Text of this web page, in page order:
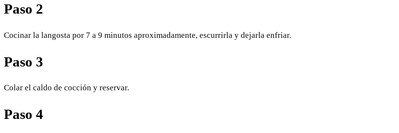
Paso 2
Cocinar la langosta por 7 a 9 minutos aproximadamente, escurrirla y dejarla enfriar.
Paso 3
Colar el caldo de cocción y reservar.
Paso 4